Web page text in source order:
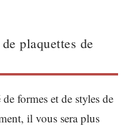
plaquettes de
formes et de styles de
il vous sera plus